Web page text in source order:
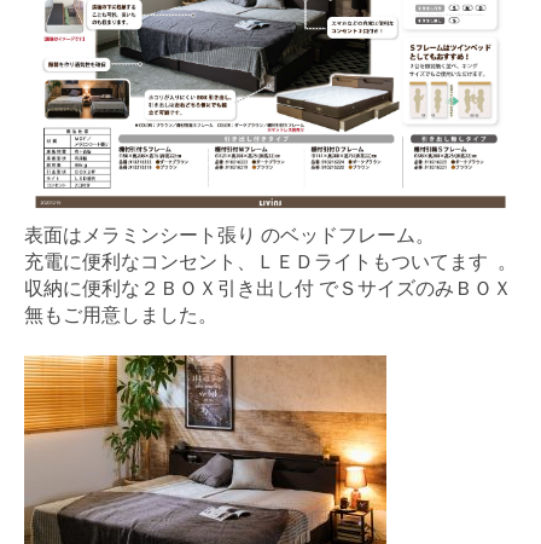
表面はメラミンシート張り のベッドフレーム。
充電に便利なコンセント、ＬＥＤライトもついてます 。
収納に便利な２ＢＯＸ引き出し付 でＳサイズのみＢＯＸ
無もご用意しました。